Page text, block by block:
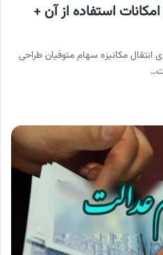
استفاده از آن +
انتقال مکانیزه سهام متوفیان طراحی